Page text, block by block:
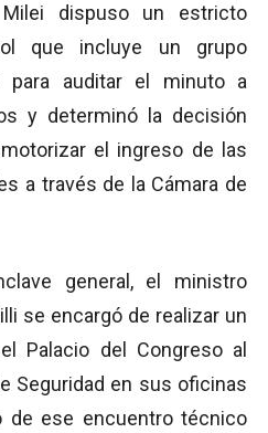
Milei dispuso un estricto
que incluye un grupo
para auditar el minuto a
y determinó la decisión
el ingreso de las
a través de la Cámara de
general, el ministro
se encargó de realizar un
Palacio del Congreso al
Seguridad en sus oficinas
de ese encuentro técnico